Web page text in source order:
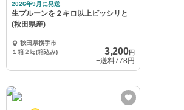
2026年9月に発送
生プルーンを２キロ以上ビッシリと
(秋田県産)
秋田県横手市
１箱２㎏(箱込み)
3,200円
+送料778円